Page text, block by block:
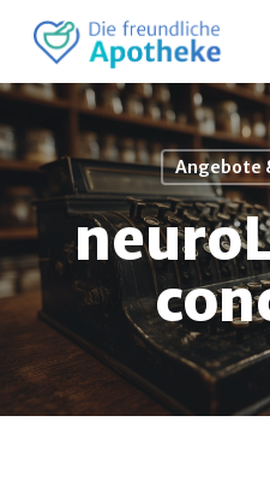
main
content
Angebote